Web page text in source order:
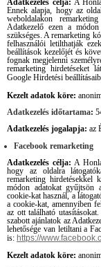
Adatkezelés célja: A
Ennek alapja, hogy az
weboldalakon
Adatkezelő ezen a
szükséges. A remarketing
felhasználói letilthatják
beállítások kezelőjét és
fognak megjelenni
remarketing hirdetéseket
Google Hirdetési
Kezelt adatok köre:
Adatkezelés időtartama:
Adatkezelés jogalapja: az
Facebook remarketing
Adatkezelés célja: A
hogy az oldalra
remarketing hirdetésekkel
módon adatokat gyűjtsön
cookie-kat használ, a
a cookie-kat, amennyiben
az ott található
szabott ajánlatok az
lehetősége van letiltani a
is: https://
Kezelt adatok köre: